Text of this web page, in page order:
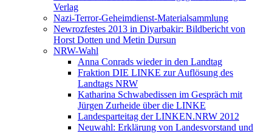
Verlag
Nazi-Terror-Geheimdienst-Materialsammlung
Newrozfestes 2013 in Diyarbakir: Bildbericht von
Horst Dotten und Metin Dursun
NRW-Wahl
Anna Conrads wieder in den Landtag
Fraktion DIE LINKE zur Auflösung des
Landtags NRW
Katharina Schwabedissen im Gespräch mit
Jürgen Zurheide über die LINKE
Landesparteitag der LINKEN.NRW 2012
Neuwahl: Erklärung von Landesvorstand und